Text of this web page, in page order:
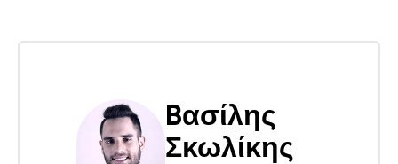
Bασίλης
Σκωλίκης